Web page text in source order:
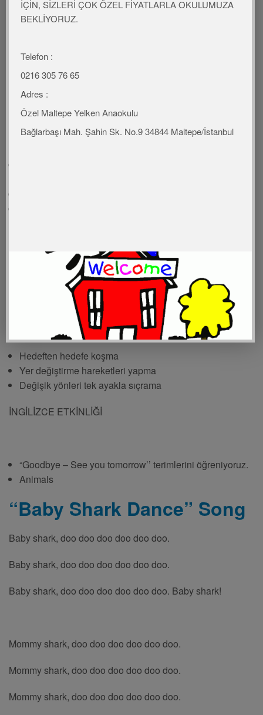
Gençlik senin, sen gençliğinsin
DRAMA
düzenini bozan öğrenciniz için ne yapardınız ?
ARAŞTIRMA SORUSu: Neden hapşırırız ?
ÜLKELERİ TANIYORUZ: Mısır
Hedeften hedefe koşma
Yer değiştirme hareketleri yapma
Değişik yönleri tek ayakla sıçrama
İNGİLİZCE ETKİNLİĞİ
“Goodbye – See you tomorrow’’ terimlerini öğreniyoruz.
Animals
“Baby Shark Dance” Song
Baby shark, doo doo doo doo doo doo.
Baby shark, doo doo doo doo doo doo.
Baby shark, doo doo doo doo doo doo. Baby shark!
Mommy shark, doo doo doo doo doo doo.
Mommy shark, doo doo doo doo doo doo.
Mommy shark, doo doo doo doo doo doo.
İÇİN, SİZLERİ ÇOK ÖZEL FİYATLARLA OKULUMUZA
BEKLİYORUZ.
Telefon :
0216 305 76 65
Adres :
Özel Maltepe Yelken Anaokulu
Bağlarbaşı Mah. Şahin Sk. No.9 34844 Maltepe/İstanbul